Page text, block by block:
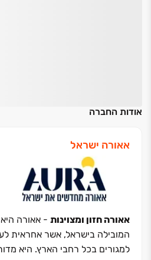
אודות החברה
אאורה ישראל
אאורה חזון ומצוינות - אאורה
המובילה בישראל, אשר אחראית
למגורים בכל רחבי הארץ. היא